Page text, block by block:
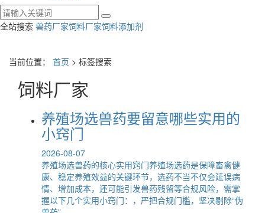
全站搜索 兽药厂家饲料厂家饲料添加剂
当前位置： 首页 > 标签搜索
饲料厂家
养殖场选兽药要留意哪些实用的
小窍门
2026-08-07
养殖场选兽药的核心实用窍门养殖场选药是保障畜禽健
康、稳定养殖效益的关键环节，选药不当不仅会延误病
情、增加成本，还可能引发兽药残留等合规风险，需掌
握以下几个实用小窍门：，严把合规门槛，坚决剔除“伪